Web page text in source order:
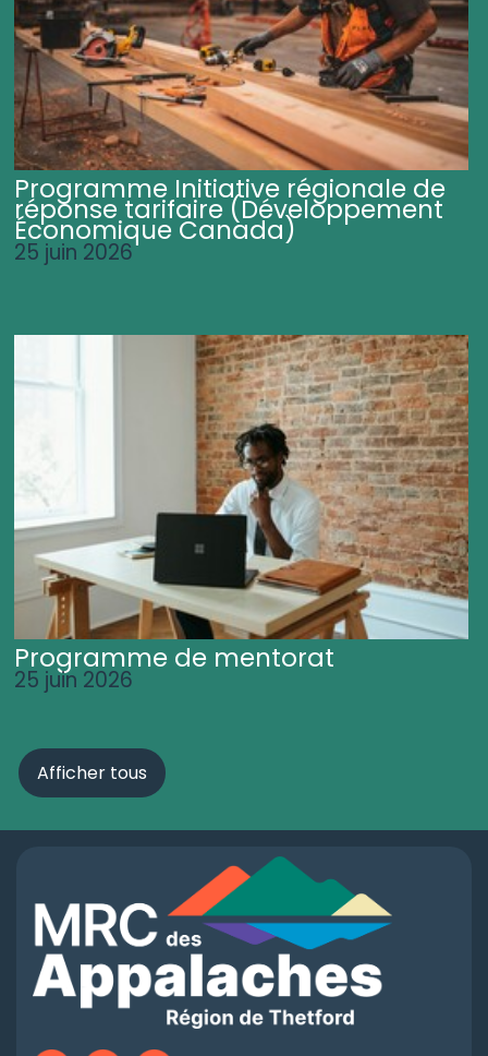
Programme Initiative régionale de
réponse tarifaire (Développement
Économique Canada)
25 juin 2026
Programme de mentorat
25 juin 2026
Afficher tous